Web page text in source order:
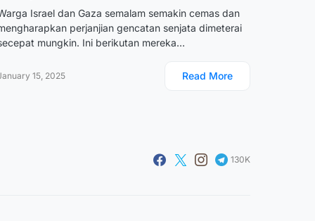
Israel dan Gaza semalam semakin cemas dan
perjanjian gencatan senjata dimeterai
mungkin. Ini berikutan mereka…
15, 2025 Read More
130K